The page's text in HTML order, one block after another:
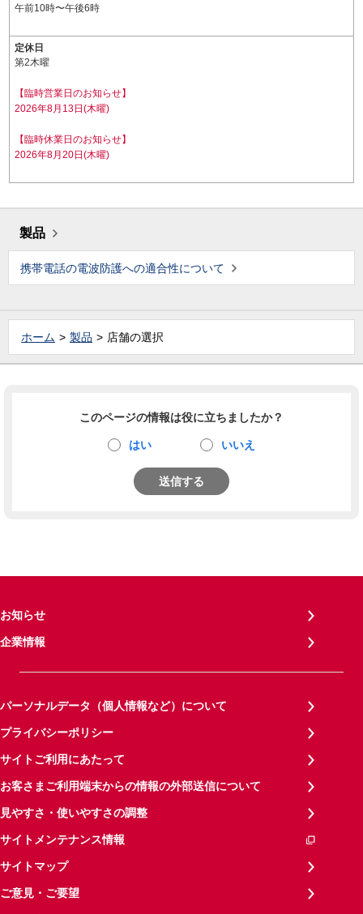
午前10時〜午後6時
定休日
第2木曜
【臨時営業日のお知らせ】
2026年8月13日(木曜)
【臨時休業日のお知らせ】
2026年8月20日(木曜)
製品
携帯電話の電波防護への適合性について
ホーム 製品 店舗の選択
このページの情報は役に立ちましたか？
はい いいえ
送信する
お知らせ
企業情報
パーソナルデータ（個人情報など）について
プライバシーポリシー
サイトご利用にあたって
お客さまご利用端末からの情報の外部送信について
見やすさ・使いやすさの調整
サイトメンテナンス情報
サイトマップ
ご意見・ご要望